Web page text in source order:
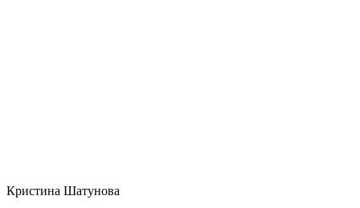
Кристина Шатунова